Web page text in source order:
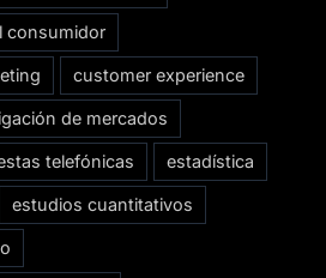
consumidor
customer experience
de mercados
telefónicas estadística
estudios cuantitativos